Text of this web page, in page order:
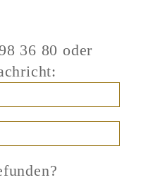
36 80 oder